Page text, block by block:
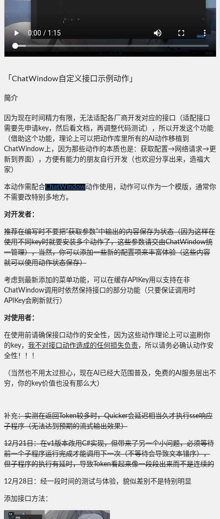
「ChatWindow自定义接口示例动作」
简介
因为现在时间精力有限，无法适配各厂商开发对应的接口（适配接口
需要先申请key，然后看文档，再调整代码测试），所以开发这个功能
（借助这个功能，理论上可以把动作库里所有的AI动作移植到
ChatWindow上，因为那些动作的本质也是：获取配置→网络请求→更
新到界面），方便有能力的朋友自行开发（也欢迎分享出来，造福大
家）
本动作需配合ChatWindow动作使用，动作可以作为一个模版，通常你
不需要改特别多地方。
对开发者：
推荐在编写时不要把“获取参数”中输出的内容保存为状态（因为这样在
使用不同key时就要安装多个动作了，这些参数请交由ChatWindow统
一管理），当然，你可以添加一些新的配置项来丰富体验（这些内容
就可以使用动作状态保存）
考虑到最新添加的菜单功能，可以在缓存APIKey用以支持在非
ChatWindow调用时依然保持接口的部分功能（只要保证调用时
APIKey会刷新就行）
对使用者：
在使用前请确保接口动作的安全性，因为这些动作理论上可以盗刷你
的key， 我不对接口动作造成的任何损失负责，所以请务必确认动作安
全性！！！
（当然也不用太过担心，现在AI已经大范围普及，免费的AI服务层出不
穷，你的key价值也没有那么大）
补充：实测在返回Token较多时，Quicker会延迟相当久才执行sse响应
子程序（无法达到预期的流式输出效果）
12月21日：在v1版本改用C#实现，但带来了另一个小问题，必须等待
前一个子程序运行完成才能调用下一次（不等待会导致文本错序），
但子程序的执行有延时，导致Token看起来像一段段出来而不是连续的
12月28日：经一段时间的测试与体验，貌似差别不是特别明显
添加接口方法：